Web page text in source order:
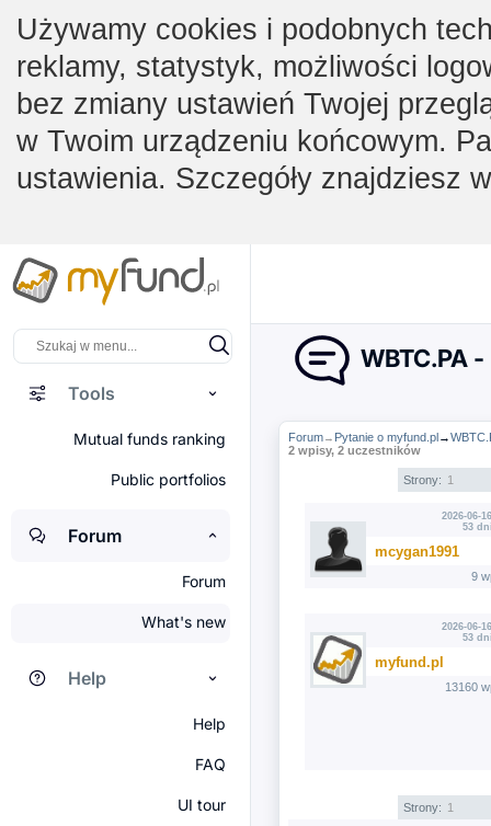
Używamy cookies i podobnych
reklamy, statystyk, możliwości
bez zmiany ustawień Twojej
w Twoim urządzeniu końcowym.
ustawienia. Szczegóły znajdziesz
Tools
Mutual funds ranking
Public portfolios
Forum
Forum
What's new
Help
Help
FAQ
UI tour
WBTC.PA
Forum→ Pytanie o myfund.pl→
2 wpisy, 2 uczestników
Strony: 1
2026-06-
53
mcygan1991
9
2026-06-
53
myfund.pl
13160
Strony: 1